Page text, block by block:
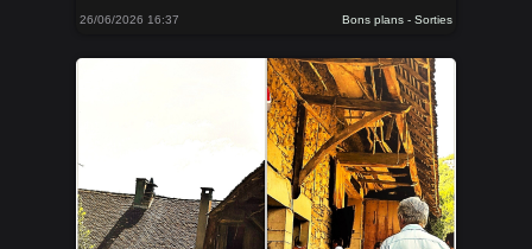
26/06/2026 16:37 Bons plans - Sorties